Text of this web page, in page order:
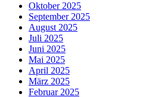
Oktober 2025
September 2025
August 2025
Juli 2025
Juni 2025
Mai 2025
April 2025
März 2025
Februar 2025